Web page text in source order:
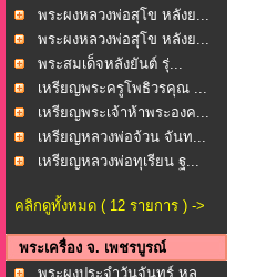
พระผงหลวงพ่อสุโข หลังย...
พระผงหลวงพ่อสุโข หลังย...
พระสมเด็จหลังยันต์ รุ่...
เหรียญพระครูโพธิวรคุณ ...
เหรียญพระเจ้าห้าพระองค...
เหรียญหลวงพ่อจ้วน จันท...
เหรียญหลวงพ่อทุเรียน ฐ...
คลิกดูทั้งหมด ( 12 รายการ ) ->
พระเครื่อง จ. เพชรบูรณ์
พระผงประจำวันจันทร์ หล...